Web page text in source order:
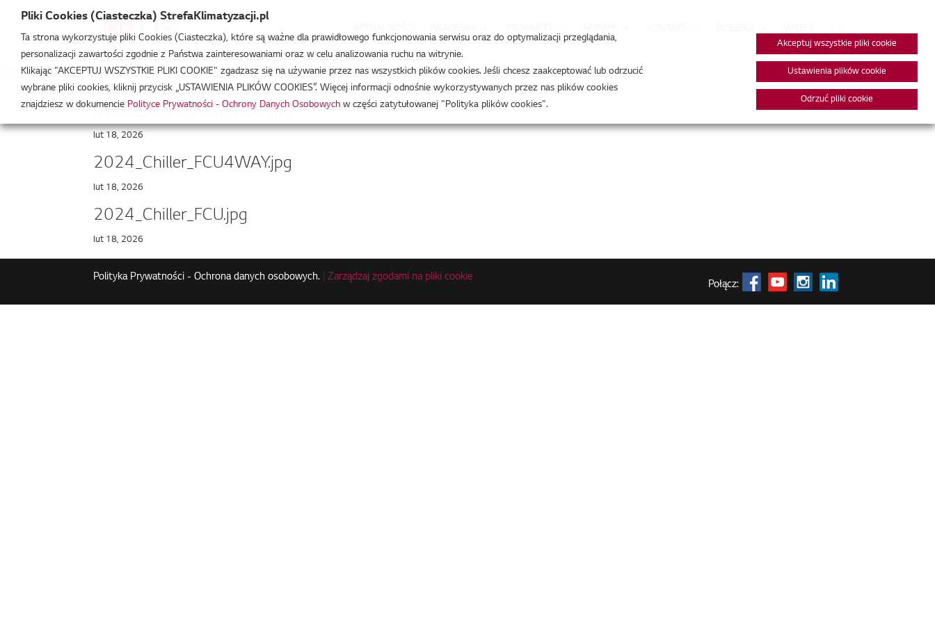
Strefa Klimatyzacji /WF4A090CG0B
fancoil_4_Way_Cassette.jpg
lut 18, 2026
2024_Chiller_FCU4WAY.jpg
lut 18, 2026
2024_Chiller_FCU.jpg
lut 18, 2026
Polityka Prywatności - Ochrona danych osobowych. |Zarządzaj zgodami na pliki cookie
Połącz:
Pliki Cookies (Ciasteczka) StrefaKlimatyzacji.pl
Ta strona wykorzystuje pliki Cookies (Ciasteczka), które są ważne dla prawidłowego funkcjonowania serwisu oraz do optymalizacji przeglądania,
personalizacji zawartości zgodnie z Państwa zainteresowaniami oraz w celu analizowania ruchu na witrynie.
Klikając "AKCEPTUJ WSZYSTKIE PLIKI COOKIE" zgadzasz się na używanie przez nas wszystkich plików cookies. Jeśli chcesz zaakceptować lub odrzucić
wybrane pliki cookies, kliknij przycisk „USTAWIENIA PLIKÓW COOKIES”. Więcej informacji odnośnie wykorzystywanych przez nas plików cookies
znajdziesz w dokumencie Polityce Prywatności - Ochrony Danych Osobowych w części zatytułowanej "Polityka plików cookies".
Akceptuj wszystkie pliki cookie
Ustawienia plików cookie
Odrzuć pliki cookie